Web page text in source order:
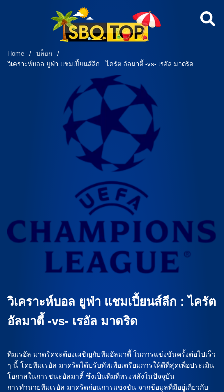
Home / บล็อก
/
วิเคราะห์บอล ยูฟ่า แชมเปี้ยนส์ลีก : ไครัต อัลมาตี้ -vs- เรอัล มาดริด
วิเคราะห์บอล ยูฟ่า แชมเปี้ยนส์ลีก : ไครัต
อัลมาตี้ -vs- เรอัล มาดริด
ทีมเรอัล มาดริดจะต้องเผชิญกับทีมอัลมาตี้ ในการแข่งขันครั้งต่อไปเร็ว
ๆ นี้ โดยทีมเรอัล มาดริดได้ปรับทัพเพื่อเตรียมการให้ดีที่สุดเพื่อประเมิน
โอกาสในการชนะอัลมาตี้ ซึ่งเป็นทีมที่ทรงพลังในปัจจุบัน
การทำนายทีมเรอัล มาดริดก่อนการแข่งขัน จากข้อมูลที่มีอยู่เกี่ยวกับ